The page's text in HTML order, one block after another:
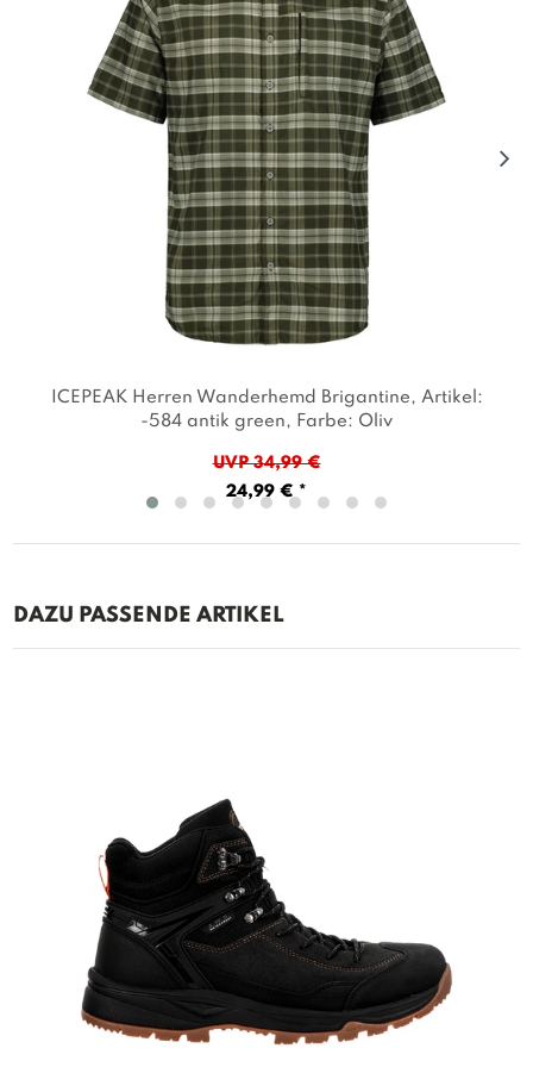
ICEPEAK Herren Wanderhemd Brigantine, Artikel:
-584 antik green, Farbe: Oliv
UVP 34,99 €
24,99 € *
DAZU PASSENDE ARTIKEL